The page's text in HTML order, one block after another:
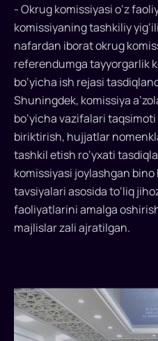
ta
uchastkada
ishlar
qizg‘in
pallaga
kirmoqda
Navoiy
shahridagi
“Yoshlar
markazi”da
OAV
Respublikasi
Konstitutsiyasi
to‘g‘risida”gi
- Okrug komissiyasi o‘z
komissiyaning tashkiliy
nafardan iborat okrug
referendumga tayyorgarlik
bo‘yicha ish rejasi
Shuningdek, komissiya
bo‘yicha vazifalari
biriktirish, hujjatlar
tashkil etish ro‘yxati
komissiyasi joylashgan
tavsiyalari asosida to‘liq
faoliyatlarini amalga
majlislar zali ajratilgan.